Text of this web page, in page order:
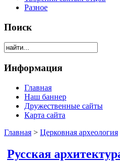
Разное
Поиск
Информация
Главная
Наш баннер
Дружественные сайты
Карта сайта
Главная > Церковная археология
Русская